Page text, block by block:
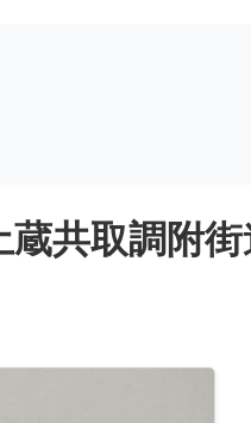
共取調附街